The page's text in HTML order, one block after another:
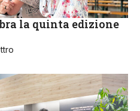
la quinta edizione